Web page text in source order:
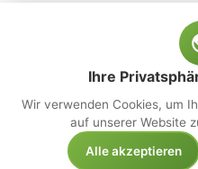
Ihre
Wir verwenden Cookies, um
auf unserer Website
Alle akzeptieren